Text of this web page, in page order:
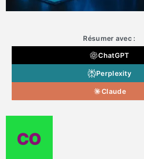
Résumer avec :
ChatGPT
Perplexity
Claude